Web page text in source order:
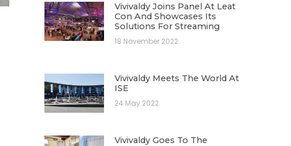
Vivivaldy Joins Panel At Leat
Con And Showcases Its
Solutions For Streaming
18 November 2022
Vivivaldy Meets The World At
ISE
24 May 2022
Vivivaldy Goes To The